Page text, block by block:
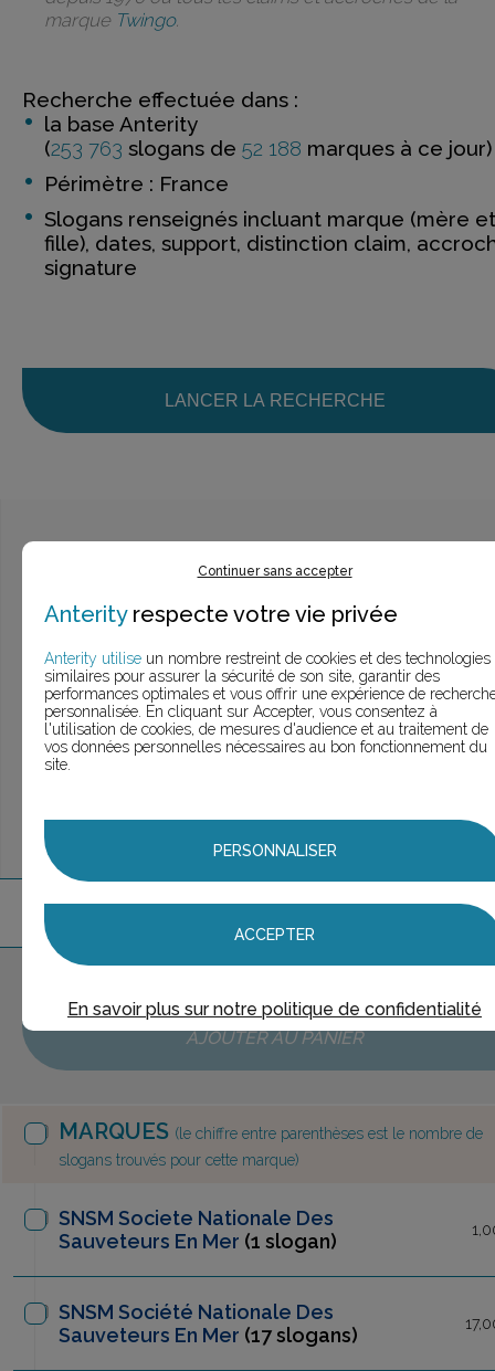
marque Twingo.
Recherche effectuée dans :
la base Anterity
(253 763 slogans de 52 188 marques à ce jour)
Périmètre : France
Slogans renseignés incluant marque (mère et
fille), dates, support, distinction claim,
signature
LANCER LA RECHERCHE
Ce n’est pas exactement ce que je recherche
> Voir larecherche approfondie
UNE QUESTION ?
ÉCHANGEONS
AJOUTER AU PANIER
MARQUES (le chiffre entre parenthèses est le nombre de
slogans trouvés pour cette marque)
SNSM Societe Nationale Des
Sauveteurs En Mer (1 slogan)
SNSM Société Nationale Des
Sauveteurs En Mer (17 slogans)
Continuer sans accepter
Anterityrespecte votre vie privée
Anterity utilise un nombre restreint de cookies et des technologies
similaires pour assurer la sécurité de son site, garantir des
performances optimales et vous offrir une expérience de
personnalisée. En cliquant sur Accepter, vous consentez à
l'utilisation de cookies, de mesures d'audience et au traitement de
vos données personnelles nécessaires au bon fonctionnement du
site.
PERSONNALISER
ACCEPTER
En savoir plus sur notre politique de confidentialité